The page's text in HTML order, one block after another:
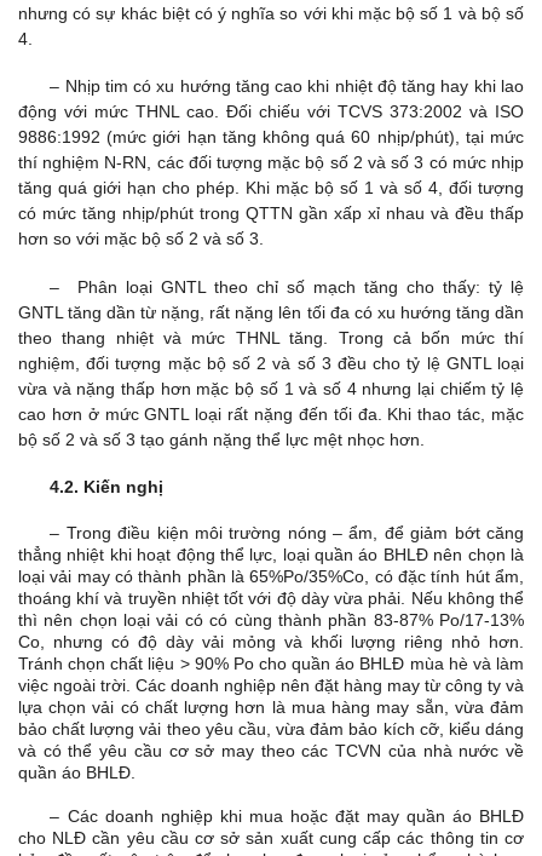
nhưng có sự khác biệt có ý nghĩa so với khi mặc bộ số 1 và bộ số
4.
– Nhịp tim có xu hướng tăng cao khi nhiệt độ tăng hay khi lao
động với mức THNL cao. Đối chiếu với TCVS 373:2002 và ISO
9886:1992 (mức giới hạn tăng không quá 60 nhịp/phút), tại mức
thí nghiệm N-RN, các đối tượng mặc bộ số 2 và số 3 có mức nhịp
tăng quá giới hạn cho phép. Khi mặc bộ số 1 và số 4, đối tượng
có mức tăng nhịp/phút trong QTTN gần xấp xỉ nhau và đều thấp
hơn so với mặc bộ số 2 và số 3.
– Phân loại GNTL theo chỉ số mạch tăng cho thấy: tỷ lệ
GNTL tăng dần từ nặng, rất nặng lên tối đa có xu hướng tăng dần
theo thang nhiệt và mức THNL tăng. Trong cả bốn mức thí
nghiệm, đối tượng mặc bộ số 2 và số 3 đều cho tỷ lệ GNTL loại
vừa và nặng thấp hơn mặc bộ số 1 và số 4 nhưng lại chiếm tỷ lệ
cao hơn ở mức GNTL loại rất nặng đến tối đa. Khi thao tác, mặc
bộ số 2 và số 3 tạo gánh nặng thể lực mệt nhọc hơn.
4.2. Kiến nghị
– Trong điều kiện môi trường nóng – ẩm, để giảm bớt căng
thẳng nhiệt khi hoạt động thể lực, loại quần áo BHLĐ nên chọn là
loại vải may có thành phần là 65%Po/35%Co, có đặc tính hút ẩm,
thoáng khí và truyền nhiệt tốt với độ dày vừa phải. Nếu không thể
thì nên chọn loại vải có có cùng thành phần 83-87% Po/17-13%
Co, nhưng có độ dày vải mỏng và khối lượng riêng nhỏ hơn.
Tránh chọn chất liệu > 90% Po cho quần áo BHLĐ mùa hè và làm
việc ngoài trời. Các doanh nghiệp nên đặt hàng may từ công ty và
lựa chọn vải có chất lượng hơn là mua hàng may sẵn, vừa đảm
bảo chất lượng vải theo yêu cầu, vừa đảm bảo kích cỡ, kiểu dáng
và có thể yêu cầu cơ sở may theo các TCVN của nhà nước về
quần áo BHLĐ.
– Các doanh nghiệp khi mua hoặc đặt may quần áo BHLĐ
cho NLĐ cần yêu cầu cơ sở sản xuất cung cấp các thông tin cơ